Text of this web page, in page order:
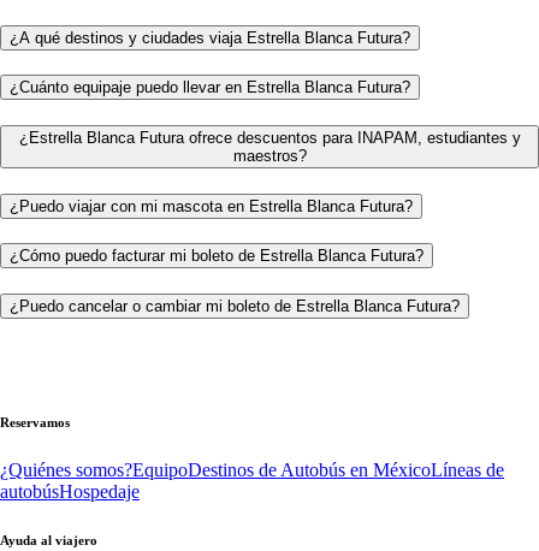
¿A qué destinos y ciudades viaja Estrella Blanca Futura?
¿Cuánto equipaje puedo llevar en Estrella Blanca Futura?
¿Estrella Blanca Futura ofrece descuentos para INAPAM, estudiantes y
maestros?
¿Puedo viajar con mi mascota en Estrella Blanca Futura?
¿Cómo puedo facturar mi boleto de Estrella Blanca Futura?
¿Puedo cancelar o cambiar mi boleto de Estrella Blanca Futura?
Reservamos
¿Quiénes somos?EquipoDestinos de Autobús en MéxicoLíneas de
autobúsHospedaje
Ayuda al viajero